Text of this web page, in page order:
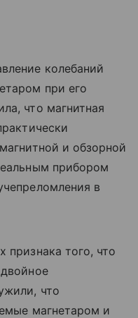
колебаний
при его
что магнитная
и обзорной
прибором
в
признака того, что
что
магнетаром и